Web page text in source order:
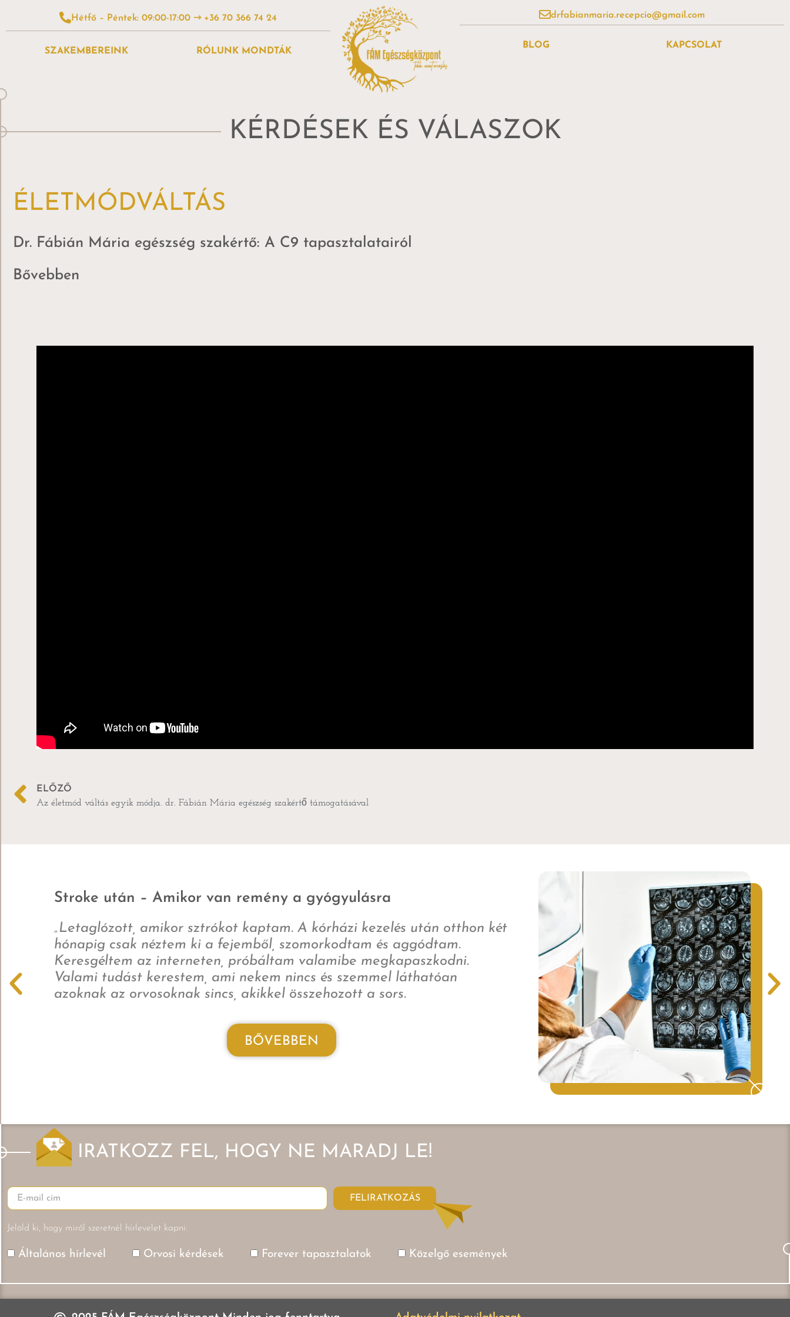
Hétfő – Péntek: 09:00-17:00 ⇾ +36 70 366 74 24
SZAKEMBEREINK RÓLUNK MONDTÁK
drfabianmaria.recepcio@gmail.com
BLOG KAPCSOLAT
KÉRDÉSEK ÉS VÁLASZOK
ÉLETMÓDVÁLTÁS
Dr. Fábián Mária egészség szakértő: A C9 tapasztalatairól
Bővebben
ELŐZŐ
Az életmód váltás egyik módja. dr. Fábián Mária egészség szakértő támogatásával
Stroke után – Amikor van remény a gyógyulásra
„Letaglózott, amikor sztrókot kaptam. A kórházi kezelés után otthon két
hónapig csak néztem ki a fejemből, szomorkodtam és aggódtam.
Keresgéltem az interneten, próbáltam valamibe megkapaszkodni.
Valami tudást kerestem, ami nekem nincs és szemmel láthatóan
azoknak az orvosoknak sincs, akikkel összehozott a sors.
BŐVEBBEN
IRATKOZZ FEL, HOGY NE MARADJ LE!
FELIRATKOZÁS
Jelöld ki, hogy miről szeretnél hírlevelet kapni:
Általános hírlevél Orvosi kérdések Forever tapasztalatok Közelgő események